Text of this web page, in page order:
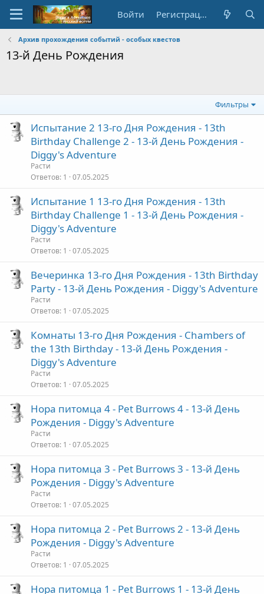
Войти Регистрация
Архив прохождения событий - особых квестов
13-й День Рождения
Фильтры
Испытание 2 13-го Дня Рождения - 13th
Birthday Challenge 2 - 13-й День Рождения -
Diggy's Adventure
Расти
Ответов 1 07.05.2025
Испытание 1 13-го Дня Рождения - 13th
Birthday Challenge 1 - 13-й День Рождения -
Diggy's Adventure
Расти
Ответов 1 07.05.2025
Вечеринка 13-го Дня Рождения - 13th Birthday
Party - 13-й День Рождения - Diggy's Adventure
Расти
Ответов 1 07.05.2025
Комнаты 13-го Дня Рождения - Chambers of
the 13th Birthday - 13-й День Рождения -
Diggy's Adventure
Расти
Ответов 1 07.05.2025
Нора питомца 4 - Pet Burrows 4 - 13-й День
Рождения - Diggy's Adventure
Расти
Ответов 1 07.05.2025
Нора питомца 3 - Pet Burrows 3 - 13-й День
Рождения - Diggy's Adventure
Расти
Ответов 1 07.05.2025
Нора питомца 2 - Pet Burrows 2 - 13-й День
Рождения - Diggy's Adventure
Расти
Ответов 1 07.05.2025
Нора питомца 1 - Pet Burrows 1 - 13-й День